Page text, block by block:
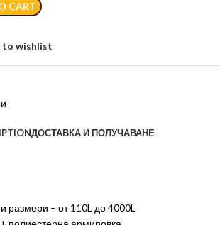
CART
to wishlist
ДОСТАВКА И ПОЛУЧАВАНЕ
размери – от 110L до 4000L